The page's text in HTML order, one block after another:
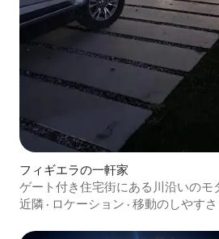
フィギエラの一軒家
ゲート付き住宅街にある川沿いのモ
近隣 · ロケーション · 移動のしやすさ